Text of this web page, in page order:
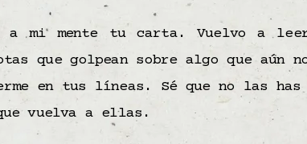
a mi mente tu carta. Vuelvo a
que golpean sobre algo que aún
en tus líneas. Sé que no las
vuelva a ellas.